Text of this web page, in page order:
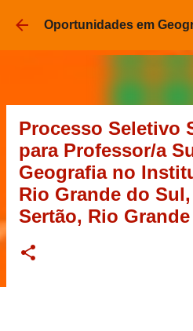
Pular para o
Oportunidades em
Processo Seletivo
para Professor/a
Geografia no
Rio Grande do
Sertão, Rio